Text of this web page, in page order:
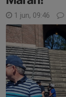
1 jun, 09:46